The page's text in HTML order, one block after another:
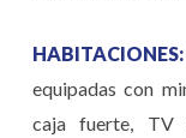
HABITACIONES:
equipadas con
caja fuerte, TV